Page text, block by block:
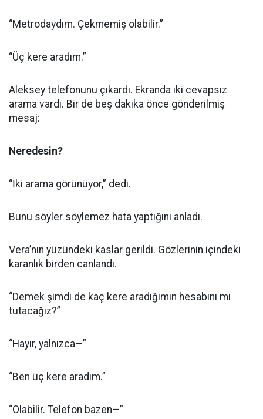
“Metrodaydım. Çekmemiş olabilir.”
“Üç kere aradım.”
Aleksey telefonunu çıkardı. Ekranda iki cevapsız
arama vardı. Bir de beş dakika önce gönderilmiş
mesaj:
Neredesin?
“İki arama görünüyor,” dedi.
Bunu söyler söylemez hata yaptığını anladı.
Vera’nın yüzündeki kaslar gerildi. Gözlerinin içindeki
karanlık birden canlandı.
“Demek şimdi de kaç kere aradığımın hesabını mı
tutacağız?”
“Hayır, yalnızca—”
“Ben üç kere aradım.”
“Olabilir. Telefon bazen—”